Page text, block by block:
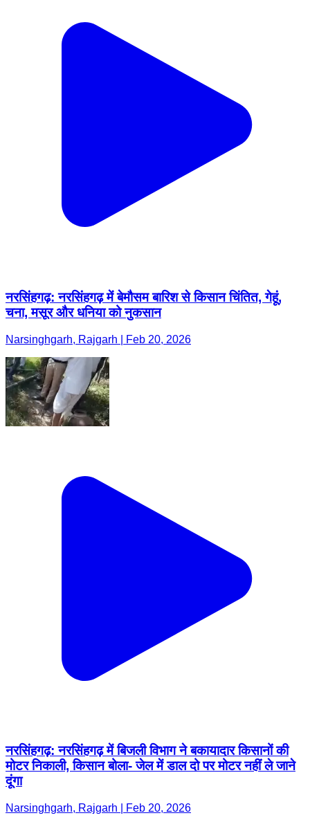
नरसिंहगढ़: नरसिंहगढ़ में बेमौसम बारिश से किसान चिंतित, गेहूं,
चना, मसूर और धनिया को नुकसान
Narsinghgarh, Rajgarh | Feb 20, 2026
नरसिंहगढ़: नरसिंहगढ़ में बिजली विभाग ने बकायादार किसानों की
मोटर निकाली, किसान बोला- जेल में डाल दो पर मोटर नहीं ले जाने
दूंगा
Narsinghgarh, Rajgarh | Feb 20, 2026